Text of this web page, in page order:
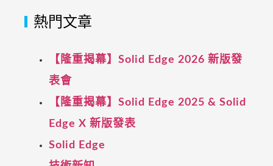
熱門文章
【隆重揭幕】Solid Edge 2026 新版發
表會
【隆重揭幕】Solid Edge 2025 & Solid
Edge X 新版發表
Solid Edge